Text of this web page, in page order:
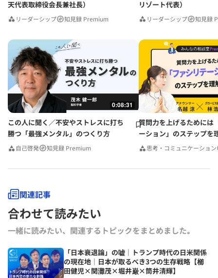
天代表取締役会長兼社長）
リーダーシップ 知見録 Premium
リゾート代表）
リーダーシップ 知見録
0:08:31
この人に聞く／不安やストレスに打ち
勝つ「最強メンタル」のつくり方
自己啓発 知見録 Premium
質問力を上げるためには
ーション」のステップを
みんなの相談室Premium
思考・コミュニケーション
関連記事
合わせて読みたい
一緒に読みたい、関連するトピックをまとめました｡
「日本衰退論」の嘘｜トランプ時代の日米関係
の現在地｜日本が取るべき3つの生存戦略【櫛
田健児×関灘茂×堀井巌×筒井清輝】